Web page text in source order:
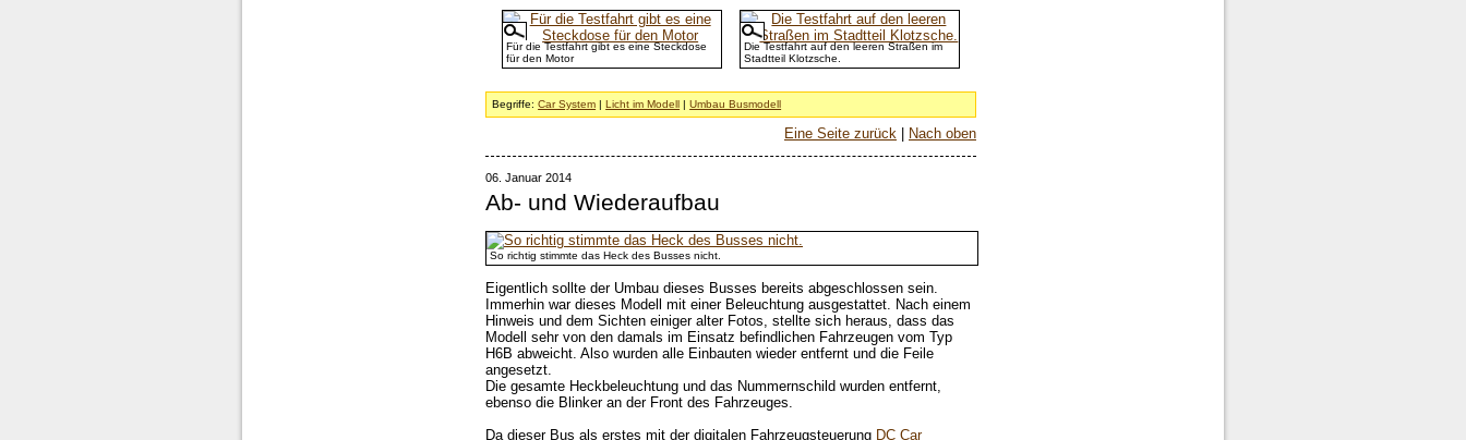
Für die Testfahrt gibt es eine Steckdose
für den Motor
Die Testfahrt auf den leeren Straßen im
Stadtteil Klotzsche.
Begriffe:Car System Licht im Modell |Umbau Busmodell
Eine Seite zurück Nach oben
06. Januar 2014
Ab- und Wiederaufbau
So richtig stimmte das Heck des Busses nicht.
Eigentlich sollte der Umbau dieses Busses bereits abgeschlossen sein.
Immerhin war dieses Modell mit einer Beleuchtung ausgestattet. Nach einem
Hinweis und dem Sichten einiger alter Fotos, stellte sich heraus, dass das
Modell sehr von den damals im Einsatz befindlichen Fahrzeugen vom Typ
H6B abweicht. Also wurden alle Einbauten wieder entfernt und die Feile
angesetzt.
Die gesamte Heckbeleuchtung und das Nummernschild wurden entfernt,
ebenso die Blinker an der Front des Fahrzeuges.
Da dieser Bus als erstes mit der digitalen Fahrzeugsteuerung DC Car